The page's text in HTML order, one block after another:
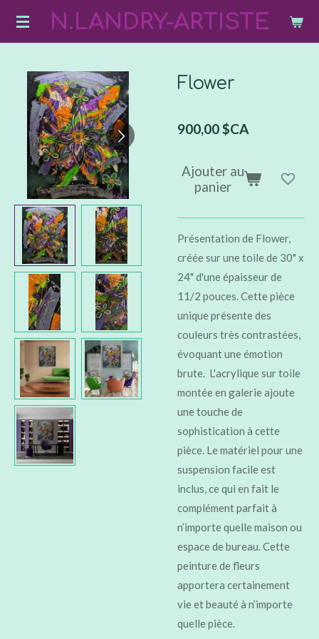
Passer
principal
N.LANDRY-ARTISTE
Flower
900,00 $CA
Ajouter au
panier
Présentation de Flower,
créée sur une toile de 30" x
24" d'une épaisseur de
11/2 pouces. Cette pièce
unique présente des
couleurs très contrastées,
évoquant une émotion
brute. L'acrylique sur toile
montée en galerie ajoute
une touche de
sophistication à cette
pièce. Le matériel pour une
suspension facile est
inclus, ce qui en fait le
complément parfait à
n’importe quelle maison ou
espace de bureau. Cette
peinture de fleurs
apportera certainement
vie et beauté à n’importe
quelle pièce.